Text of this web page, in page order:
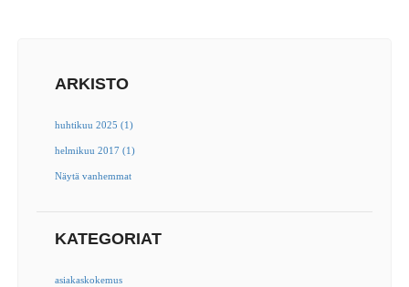
ARKISTO
huhtikuu 2025 (1)
helmikuu 2017 (1)
Näytä vanhemmat
KATEGORIAT
asiakaskokemus